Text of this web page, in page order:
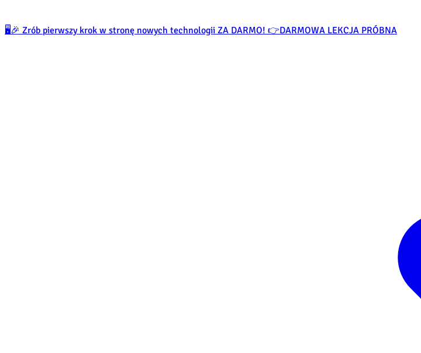
🖥️🎉 Zrób pierwszy krok w stronę nowych technologii ZA DARMO! 👉DARMOWA LEKCJA PRÓBNA